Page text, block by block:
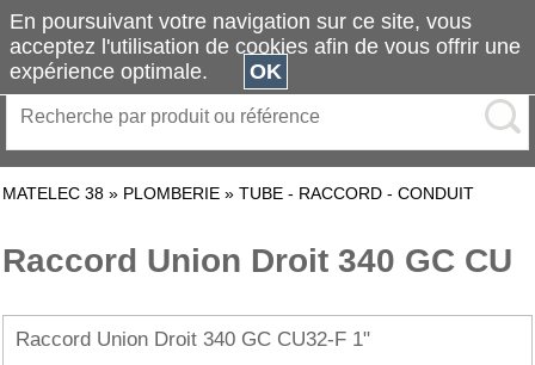
MATELEC 38 » PLOMBERIE » TUBE - RACCORD - CONDUIT
Raccord Union Droit 340 GC CU
Raccord Union Droit 340 GC CU32-F 1"
En poursuivant votre navigation sur ce site, vous
acceptez l'utilisation de cookies afin de vous offrir une
expérience optimale.
OK